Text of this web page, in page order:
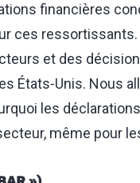
financières
ces ressortissants.
et des
États‑Unis. Nous
les
même pour